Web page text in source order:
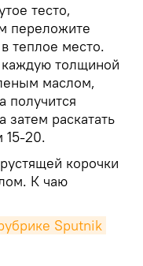
тесто,
переложите
теплое место.
каждую толщиной
маслом,
получится
затем раскатать
15-20.
корочки
К чаю
Sputnik